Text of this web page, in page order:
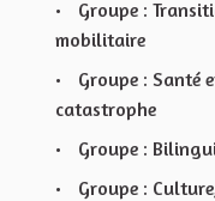
Groupe :
mobilitaire
Groupe : Santé
catastrophe
Groupe :
Groupe :